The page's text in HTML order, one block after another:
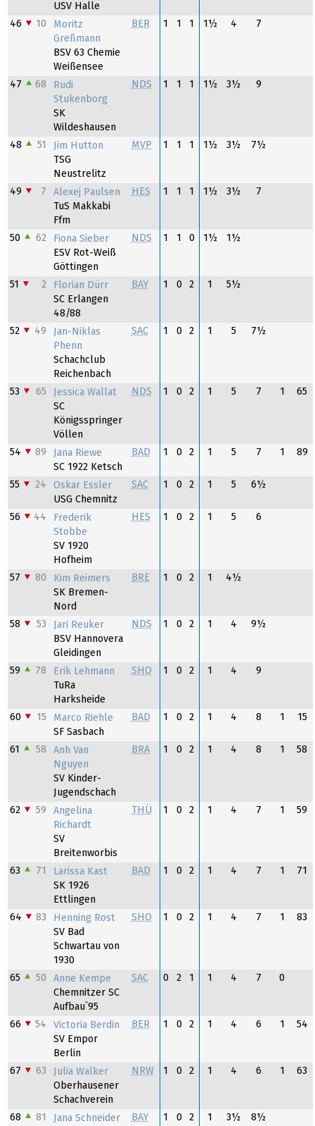
USV Halle
46
10
Moritz
Greßmann
BSV 63 Chemie
Weißensee
BER 1 1 1 1½ 4 7
47 68
Rudi
Stukenborg
SK
Wildeshausen
NDS 1 1 1 1½ 3½ 9
48 51
Jim Hutton
TSG
Neustrelitz
MVP 1 1 1 1½ 3½ 7½
49 7
Alexej Paulsen
TuS Makkabi
Ffm
HES 1 1 1 1½ 3½ 7
50 62
Fiona Sieber
ESV Rot-Weiß
Göttingen
NDS 1 1 0 1½ 1½
51 2
Florian Dürr
SC Erlangen
48/88
BAY 1 0 2 1 5½
52 49
Jan-Niklas
Phenn
Schachclub
Reichenbach
SAC 1 0 2 1 5 7½
53 65
Jessica Wallat
SC
Königsspringer
Völlen
NDS 1 0 2 1 5 7 1 65
54 89
Jana Riewe
SC 1922 Ketsch
BAD 1 0 2 1 5 7 1 89
55 24
Oskar Essler
USG Chemnitz
SAC 1 0 2 1 5 6½
56 44
Frederik
Stobbe
SV 1920
Hofheim
HES 1 0 2 1 5 6
57 80
Kim Reimers
SK Bremen-
Nord
BRE 1 0 2 1 4½
58 53
Jari Reuker
BSV Hannovera
Gleidingen
NDS 1 0 2 1 4 9½
59 78
Erik Lehmann
TuRa
Harksheide
SHO 1 0 2 1 4 9
60 15
Marco Riehle
SF Sasbach
BAD 1 0 2 1 4 8 1 15
61 58
Anh Van
Nguyen
SV Kinder-
Jugendschach
BRA 1 0 2 1 4 8 1 58
62 59
Angelina
Richardt
SV
Breitenworbis
THÜ 1 0 2 1 4 7 1 59
63 71
Larissa Kast
SK 1926
Ettlingen
BAD 1 0 2 1 4 7 1 71
64 83
Henning Rost
SV Bad
Schwartau von
1930
SHO 1 0 2 1 4 7 1 83
65 50
Anne Kempe
Chemnitzer SC
Aufbau`95
SAC 0 2 1 1 4 7 0
66 54
Victoria Berdin
SV Empor
Berlin
BER 1 0 2 1 4 6 1 54
67 63
Julia Walker
Oberhausener
Schachverein
NRW 1 0 2 1 4 6 1 63
68 81
Jana Schneider
BAY 1 0 2 1 3½ 8½